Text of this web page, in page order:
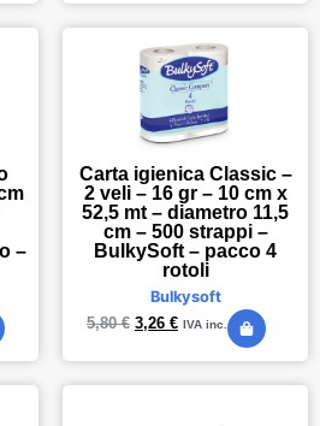
–
Carta igienica Classic –
2 veli – 16 gr – 10 cm x
52,5 mt – diametro 11,5
cm – 500 strappi –
BulkySoft – pacco 4
rotoli
Bulkysoft
5,80€ 3,26 € IVA inc.